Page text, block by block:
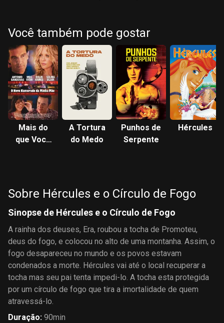
Você também pode gostar
Mais do
que Você
A Tortura
do Medo
Punhos de
Serpente
Hércules
Sobre Hércules e o Círculo de Fogo
Sinopse de Hércules e o Círculo de Fogo
A rainha dos deuses, Era, roubou a tocha de Promoteu,
deus do fogo, e colocou no alto de uma montanha. Assim, o
fogo desapareceu no mundo e os povos estavam
condenados a morte. Hércules vai até o local recuperar a
tocha mas seu pai tenta impedi-lo. A tocha esta protegida
por um círculo de fogo que tira a imortalidade de quem
atravessá-lo.
Duração: 90min